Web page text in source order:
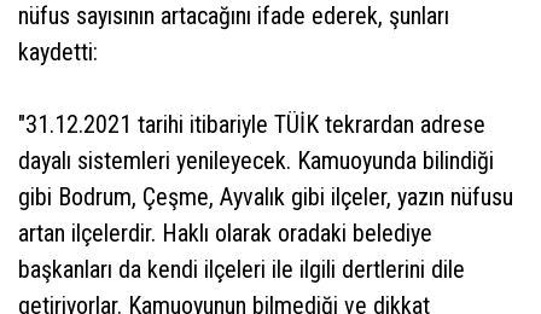
nüfus sayısının artacağını ifade ederek, şunları
kaydetti:
"31.12.2021 tarihi itibariyle TÜİK tekrardan adrese
dayalı sistemleri yenileyecek. Kamuoyunda bilindiği
gibi Bodrum, Çeşme, Ayvalık gibi ilçeler, yazın nüfusu
artan ilçelerdir. Haklı olarak oradaki belediye
başkanları da kendi ilçeleri ile ilgili dertlerini dile
getiriyorlar. Kamuoyunun bilmediği ve dikkat